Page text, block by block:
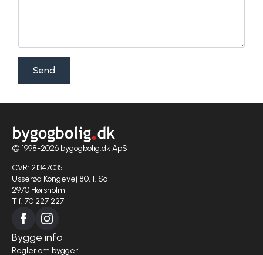
Send
© 1998-2026 bygogbolig.dk ApS
CVR: 21347035
Usserød Kongevej 80, 1. Sal
2970 Hørsholm
Tlf. 70 227 227
Bygge info
Regler om byggeri